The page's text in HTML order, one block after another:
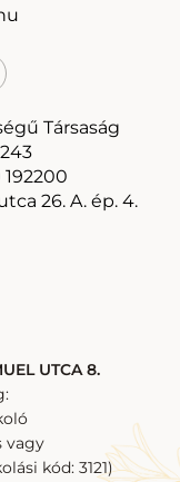
UTCA 8.
vagy
kód: 3121)
Társaság
26. A. ép. 4.